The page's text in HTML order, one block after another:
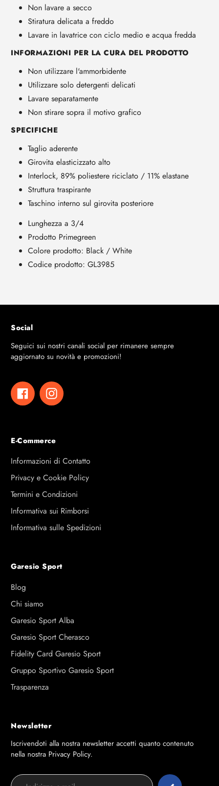
Non lavare a secco
Stiratura delicata a freddo
Lavare in lavatrice con ciclo medio e acqua fredda
INFORMAZIONI PER LA CURA DEL PRODOTTO
Non utilizzare l'ammorbidente
Utilizzare solo detergenti delicati
Lavare separatamente
Non stirare sopra il motivo grafico
SPECIFICHE
Taglio aderente
Girovita elasticizzato alto
Interlock, 89% poliestere riciclato / 11% elastane
Struttura traspirante
Taschino interno sul girovita posteriore
Lunghezza a 3/4
Prodotto Primegreen
Colore prodotto: Black / White
Codice prodotto: GL3985
Social
Seguici sui nostri canali social per rimanere sempre
aggiornato su novità e promozioni!
FacebookInstagram
E-Commerce
Informazioni di Contatto
Privacy e Cookie Policy
Termini e Condizioni
Informativa sui Rimborsi
Informativa sulle Spedizioni
Garesio Sport
Blog
Chi siamo
Garesio Sport Alba
Garesio Sport Cherasco
Fidelity Card Garesio Sport
Gruppo Sportivo Garesio Sport
Trasparenza
Newsletter
Iscrivendoti alla nostra newsletter accetti quanto contenuto
nella nostra Privacy Policy.